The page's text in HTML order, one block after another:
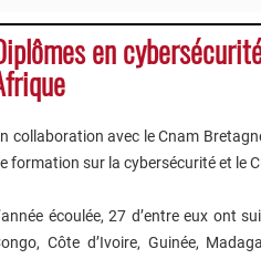
en
collaboration avec le Cnam
formation sur la cybersécurité et le
écoulée, 27 d’entre eux ont
Côte d’Ivoire, Guinée,